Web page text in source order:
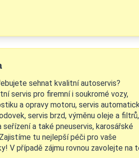
sehnat kvalitní autoservis?
servis pro firemní i soukromé vozy,
a opravy motoru, servis
servis brzd, výměnu oleje a filtrů,
a také pneuservis, karosářské
tu nejlepší péči pro vaše
V případě zájmu rovnou zavolejte na